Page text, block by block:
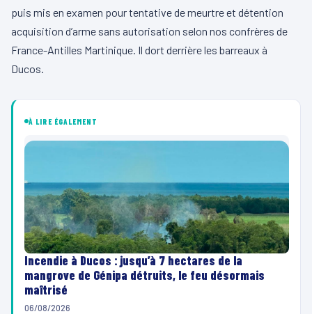
puis mis en examen pour tentative de meurtre et détention
acquisition d’arme sans autorisation selon nos confrères de
France-Antilles Martinique. Il dort derrière les barreaux à
Ducos.
À LIRE ÉGALEMENT
Incendie à Ducos : jusqu’à 7 hectares de la
mangrove de Génipa détruits, le feu désormais
maîtrisé
06/08/2026